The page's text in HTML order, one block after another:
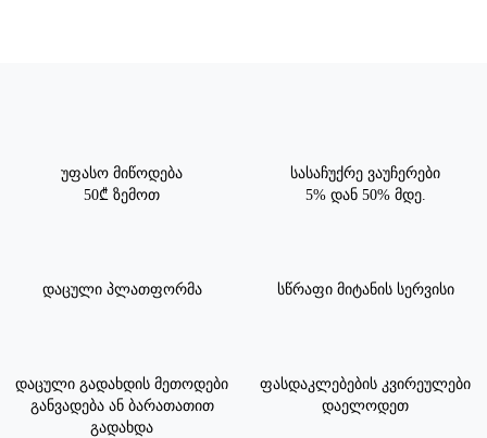
უფასო მიწოდება
50₾ ზემოთ
სასაჩუქრე ვაუჩერები
5% დან 50% მდე.
დაცული პლათფორმა სწრაფი მიტანის სერვისი
დაცული გადახდის მეთოდები
განვადება ან ბარათათით
გადახდა
ფასდაკლებების კვირეულები
დაელოდეთ